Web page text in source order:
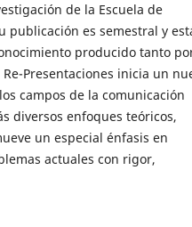
de la Escuela de
publicación es semestral y
producido tanto
Presentaciones inicia un
campos de la comunicación
diversos enfoques teóricos,
un especial énfasis en
actuales con rigor,